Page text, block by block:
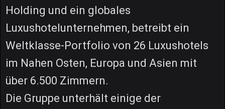
Holding und ein globales
Luxushotelunternehmen, betreibt ein
Weltklasse-Portfolio von 26 Luxushotels
im Nahen Osten, Europa und Asien mit
über 6.500 Zimmern.
Die Gruppe unterhält einige der